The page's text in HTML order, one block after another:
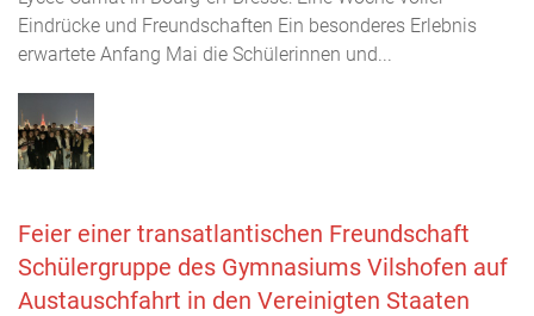
Eindrücke und Freundschaften Ein besonderes Erlebnis
erwartete Anfang Mai die Schülerinnen und...
Feier einer transatlantischen Freundschaft
Schülergruppe des Gymnasiums Vilshofen auf
Austauschfahrt in den Vereinigten Staaten